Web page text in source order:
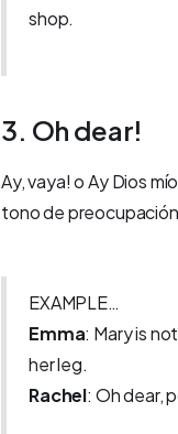
shop.
3. Oh dear!
Ay, vaya! o Ay Dios
tono de
EXAMPLE…
Emma: Mary is
her leg.
Rachel: Oh dear,